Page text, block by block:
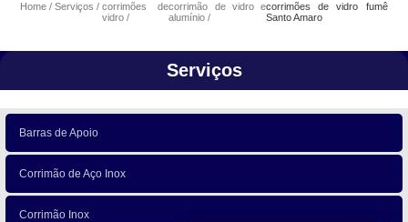
Home Serviços
corrimões de
vidro
corrimão de vidro e
alumínio
corrimões de vidro fumê
Santo Amaro
Serviços
Barras de Apoio
Corrimão de Aço Inox
Corrimão Inox